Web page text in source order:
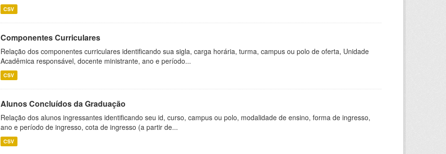
CSV
Componentes Curriculares
Relação dos componentes curriculares identificando sua sigla, carga horária, turma, campus ou polo de oferta, Unidade
Acadêmica responsável, docente ministrante, ano e período...
CSV
Alunos Concluídos da Graduação
Relação dos alunos ingressantes identificando seu id, curso, campus ou polo, modalidade de ensino, forma de ingresso,
ano e período de ingresso, cota de ingresso (a partir de...
CSV